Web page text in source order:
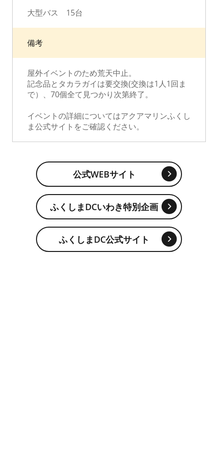
大型バス 15台
備考
屋外イベントのため荒天中止。
記念品とタカラガイは要交換(交換は1人1回ま
で）、70個全て見つかり次第終了。
イベントの詳細についてはアクアマリンふくし
ま公式サイトをご確認ください。
公式WEBサイト
ふくしまDCいわき特別企画
ふくしまDC公式サイト